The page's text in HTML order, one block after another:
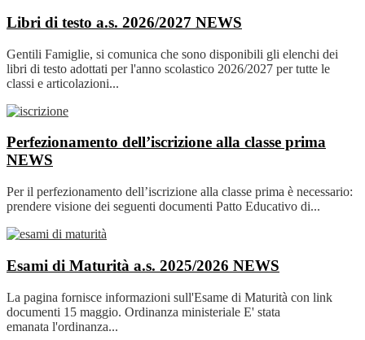
Libri di testo a.s. 2026/2027 NEWS
Gentili Famiglie, si comunica che sono disponibili gli elenchi dei
libri di testo adottati per l'anno scolastico 2026/2027 per tutte le
classi e articolazioni...
Perfezionamento dell’iscrizione alla classe prima
NEWS
Per il perfezionamento dell’iscrizione alla classe prima è necessario:
prendere visione dei seguenti documenti Patto Educativo di...
Esami di Maturità a.s. 2025/2026 NEWS
La pagina fornisce informazioni sull'Esame di Maturità con link
documenti 15 maggio. Ordinanza ministeriale E' stata
emanata l'ordinanza...